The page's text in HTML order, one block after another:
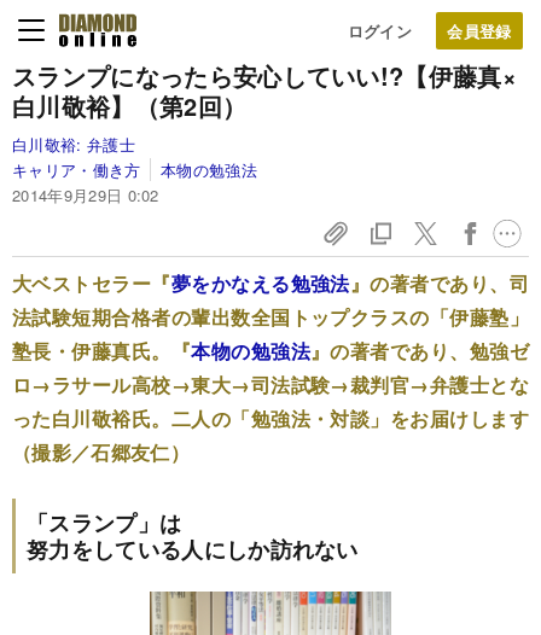
ログイン
スランプになったら安心していい!? 【伊藤真×
白川敬裕】（第2回）
白川敬裕: 弁護士
キャリア・働き方
本物の勉強法
2014年9月29日 0:02
大ベストセラー『夢をかなえる勉強法』の著者であり、司
法試験短期合格者の輩出数全国トップクラスの「伊藤塾」
塾長・伊藤真氏。『本物の勉強法』の著者であり、勉強ゼ
ロ→ラサール高校→東大→司法試験→裁判官→弁護士とな
った白川敬裕氏。二人の「勉強法・対談」をお届けします
（撮影／石郷友仁）
「スランプ」は
努力をしている人にしか訪れない